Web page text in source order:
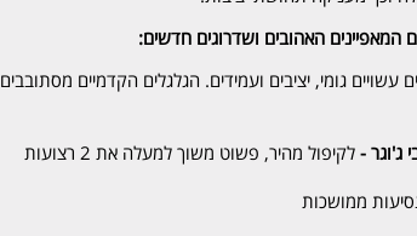
עשויים גומי, יציבים ועמידים. הגלגלים הקדמיים מסתובבים
ג'וגר -
לקיפול מהיר, פשוט משוך למעלה את 2 רצועות